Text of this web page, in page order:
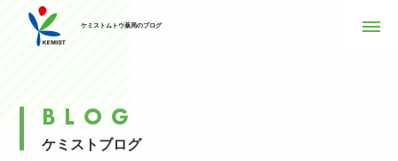
ケミストムトウ薬局のブログ
BLOG
ケミストブログ